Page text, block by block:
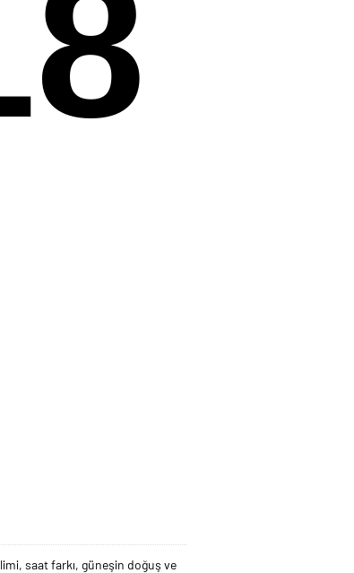
saat farkı, güneşin doğuş ve